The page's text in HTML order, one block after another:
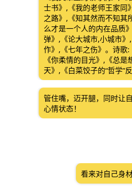
士书》,《我的老师王家同
之路》,《知其然而不知其
么才是一个人的内在品质
弹》,《论大城市,小城市》
作》,《七年之伤》。诗歌:
《你柔情的目光》,《总是
天》,《白菜饺子的“哲学”反
管住嘴，迈开腿，同时让
心情状态！
看来对自己身